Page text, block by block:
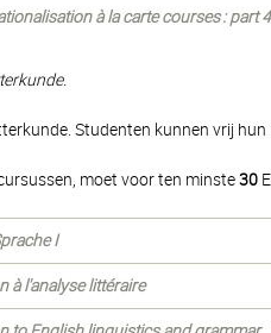
à la carte courses : part
Studenten kunnen vrij
moet voor ten minste30
I
à l'analyse littéraire